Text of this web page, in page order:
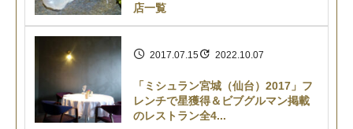
店一覧
2017.07.15 2022.10.07
「ミシュラン宮城（仙台）2017」フ
レンチで星獲得＆ビブグルマン掲載
のレストラン全4...